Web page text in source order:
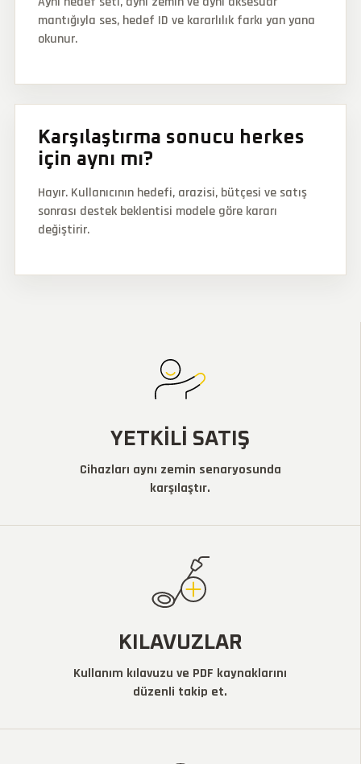
mantığıyla ses, hedef ID ve kararlılık farkı yan yana
okunur.
Karşılaştırma sonucu herkes
için aynı mı?
Hayır. Kullanıcının hedefi, arazisi, bütçesi ve satış
sonrası destek beklentisi modele göre kararı
değiştirir.
YETKILI SATIŞ
Cihazları aynı zemin senaryosunda
karşılaştır.
KILAVUZLAR
Kullanım kılavuzu ve PDF kaynaklarını
düzenli takip et.